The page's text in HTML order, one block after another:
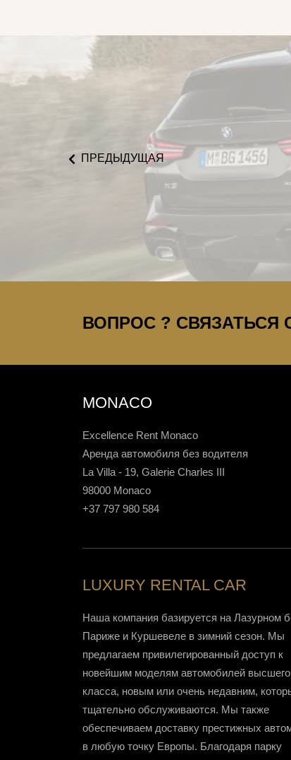
ПРЕДЫДУЩАЯ
ВОПРОС ? СВЯЗАТЬСЯ
MONACO
Excellence Rent Monaco
Аренда автомобиля без водителя
La Villa - 19, Galerie Charles III
98000 Monaco
+37 797 980 584
LUXURY RENTAL CAR
Наша компания базируется на Лазурном
Париже и Куршевеле в зимний сезон. Мы
предлагаем привилегированный доступ к
новейшим моделям автомобилей высшего
класса, новым или очень недавним,
тщательно обслуживаются. Мы также
обеспечиваем доставку престижных
в любую точку Европы. Благодаря парку